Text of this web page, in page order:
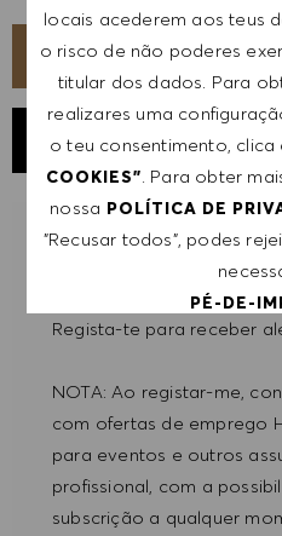
locais acederem aos teus
o risco de não poderes
titular dos dados. Para
realizares uma
o teu consentimento, clica
COOKIES". Para obter
nossa POLÍTICA DE
"Recusar todos", podes
PÉ-DE-
CANDIDATA-
GUARDAR
RECEBER
Regista-te para receber
NOTA: Ao registar-me,
com ofertas de emprego
para eventos e outros
profissional, com a
subscrição a qualquer